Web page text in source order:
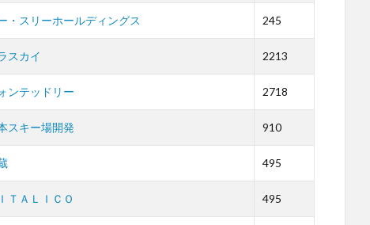
・スリーホールディングス 245
スカイ 2213
ンテッドリー 2718
スキー場開発 910
495
ＴＡＬＩＣＯ 495